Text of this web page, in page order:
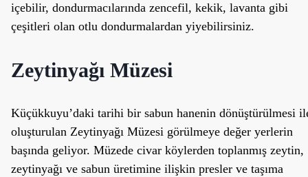
içebilir, dondurmacılarında zencefil, kekik, lavanta gibi
çeşitleri olan otlu dondurmalardan yiyebilirsiniz.
Zeytinyağı Müzesi
Küçükkuyu’daki tarihi bir sabun hanenin dönüştürülmesi
oluşturulan Zeytinyağı Müzesi görülmeye değer yerlerin
başında geliyor. Müzede civar köylerden toplanmış zeytin,
zeytinyağı ve sabun üretimine ilişkin presler ve taşıma